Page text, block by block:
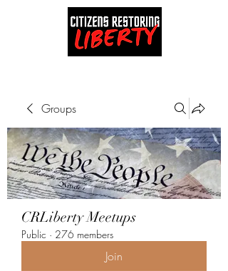
Groups
CRLiberty Meetups
Public · 276 members
Join